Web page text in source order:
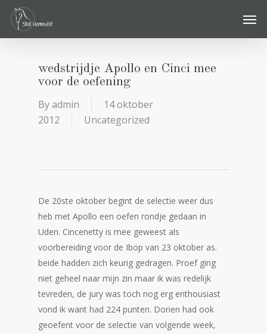
Skip
main
wedstrijdje Apollo en Cinci mee
voor de oefening
Byadmin
14 oktober
2012
Uncategorized
De 20ste oktober begint de selectie weer dus
heb met Apollo een oefen rondje gedaan in
Uden. Cincenetty is mee geweest als
voorbereiding voor de Ibop van 23 oktober as.
beide hadden zich keurig gedragen. Proef ging
niet geheel naar mijn zin maar ik was redelijk
tevreden, de jury was toch nog erg enthousiast
vond ik want had 224 punten. Dorien had ook
geoefent voor de selectie van volgende week,